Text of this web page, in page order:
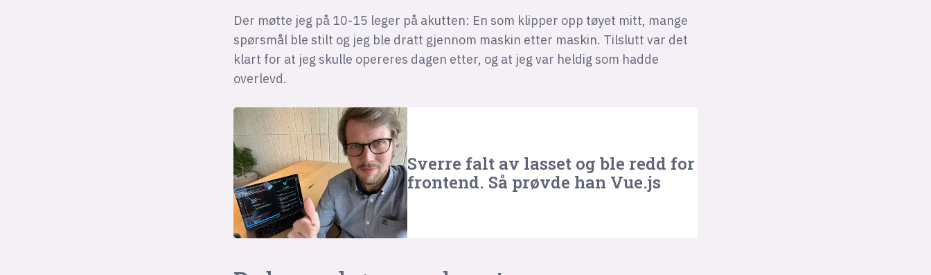
Der møtte jeg på 10-15 leger på akutten: En som klipper opp tøyet mitt, mange
spørsmål ble stilt og jeg ble dratt gjennom maskin etter maskin. Tilslutt var det
klart for at jeg skulle opereres dagen etter, og at jeg var heldig som hadde
overlevd.
Sverre falt av lasset og ble redd for
frontend. Så prøvde han Vue.js